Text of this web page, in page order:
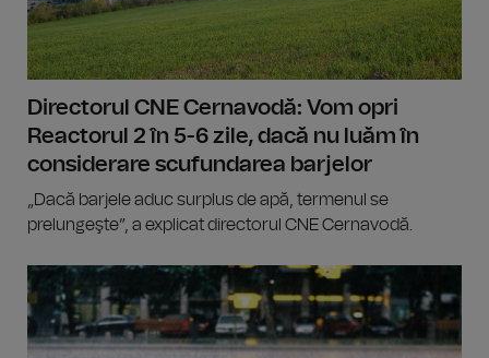
Directorul CNE Cernavodă: Vom opri
Reactorul 2 în 5-6 zile, dacă nu luăm în
considerare scufundarea barjelor
„Dacă barjele aduc surplus de apă, termenul se
prelungeşte”, a explicat directorul CNE Cernavodă.